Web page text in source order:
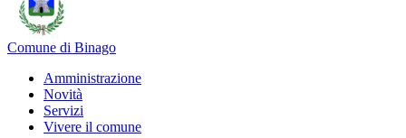
Comune di Binago
Amministrazione
Novità
Servizi
Vivere il comune